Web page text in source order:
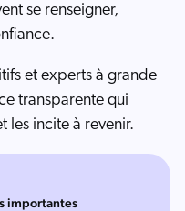
se renseigner,
et experts à grande
transparente qui
les incite à revenir.
importantes